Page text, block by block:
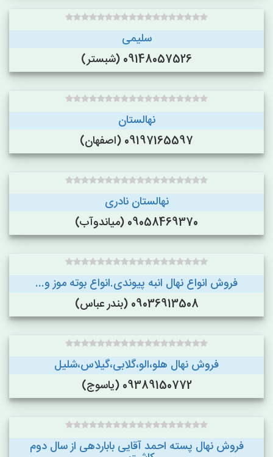
سلیمی
09148057526 (شبستر)
نهالستان
09197165597 (اصفهان)
نهالستان نادری
09058469370 (میاندوآب)
فروش انواع نهال انبه پیوندی.انواع بوته موز و...
09036913508 (بندر عباس)
فروش نهال هلو،الو،گلابی،گیلاس،شلیل
09389150772 (یاسوج)
فروش نهال پسته احمد آقایی باباردهی از سال دوم